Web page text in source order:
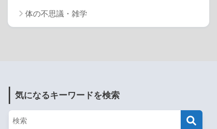
体の不思議・雑学
気になるキーワードを検索